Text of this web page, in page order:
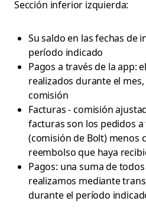
Sección inferior izquierda:
Su saldo en las fechas de
período indicado
Pagos a través de la app:
realizados durante el
comisión
Facturas - comisión
facturas son los pedidos a
(comisión de Bolt) menos
reembolso que haya
Pagos: una suma de
realizamos mediante
durante el período